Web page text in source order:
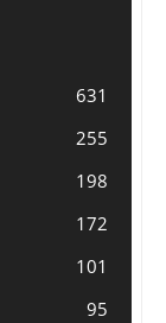
631
255
198
172
101
95